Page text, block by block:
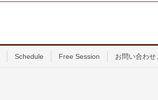
Schedule Free Session お問い合わせ